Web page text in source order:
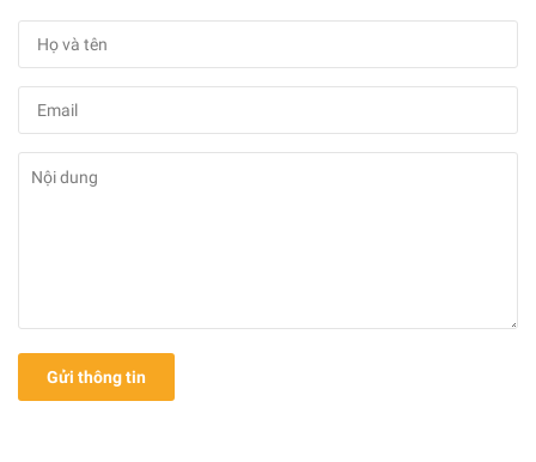
Gửi thông tin